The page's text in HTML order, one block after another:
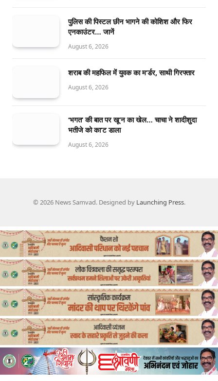
पुलिस की पिस्टल छीन भागने की कोशिश और फिर
एनकाउंटर… जानें
August 6, 2026
शराब की महफिल में युवक का म’र्डर, साथी गिरफ्तार
August 6, 2026
‘भगत’ की बात पर खू’न का खेल… चाचा ने शादीशुदा
भतीजे को का’ट डाला
August 6, 2026
© 2026 News Samvad. Designed by Launching Press.